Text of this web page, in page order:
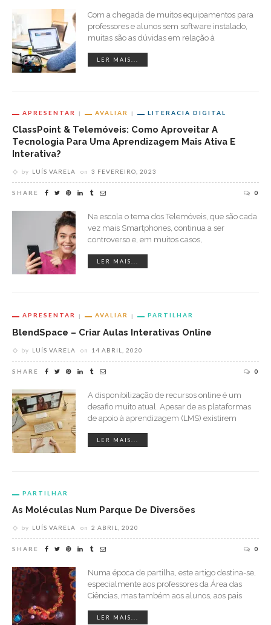
Com a chegada de muitos equipamentos para
professores e alunos sem software instalado,
muitas são as dúvidas em relação à
LER MAIS...
APRESENTAR AVALIAR LITERACIA DIGITAL
ClassPoint & Telemóveis: Como Aproveitar A
Tecnologia Para Uma Aprendizagem Mais Ativa E
Interativa?
by LUÍS VARELA on 3 FEVEREIRO, 2023
SHARE 0
Na escola o tema dos Telemóveis, que são cada
vez mais Smartphones, continua a ser
controverso e, em muitos casos,
LER MAIS...
APRESENTAR AVALIAR PARTILHAR
BlendSpace – Criar Aulas Interativas Online
by LUÍS VARELA on 14 ABRIL, 2020
SHARE 0
A disponibilização de recursos online é um
desafio muito atual. Apesar de as plataformas
de apoio à aprendizagem (LMS) existirem
LER MAIS...
PARTILHAR
As Moléculas Num Parque De Diversões
by LUÍS VARELA on 2 ABRIL, 2020
SHARE 0
Numa época de partilha, este artigo destina-se,
especialmente aos professores da Área das
Ciências, mas também aos alunos, aos pais
LER MAIS...